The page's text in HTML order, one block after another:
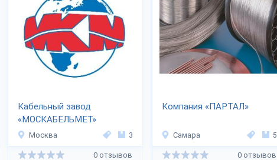
Кабельный завод
«МОСКАБЕЛЬМЕТ»
Москва 3
0 отзывов
Компания «ПАРТАЛ»
Самара 5
0 отзывов